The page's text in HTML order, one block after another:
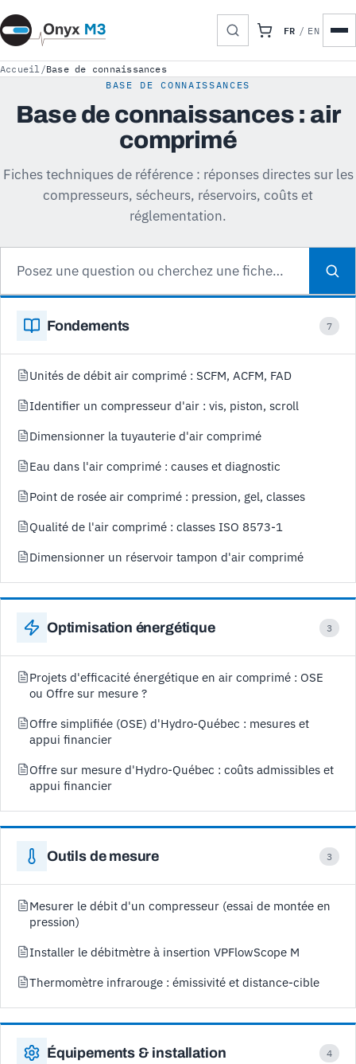
FR / EN
Accueil /Base de connaissances
BASE DE CONNAISSANCES
Base de connaissances : air
comprimé
Fiches techniques de référence : réponses directes sur les
compresseurs, sécheurs, réservoirs, coûts et
réglementation.
Fondements 7
Unités de débit air comprimé : SCFM, ACFM, FAD
Identifier un compresseur d'air : vis, piston, scroll
Dimensionner la tuyauterie d'air comprimé
Eau dans l'air comprimé : causes et diagnostic
Point de rosée air comprimé : pression, gel, classes
Qualité de l'air comprimé : classes ISO 8573-1
Dimensionner un réservoir tampon d'air comprimé
Optimisation énergétique 3
Projets d'efficacité énergétique en air comprimé : OSE
ou Offre sur mesure ?
Offre simplifiée (OSE) d'Hydro-Québec : mesures et
appui financier
Offre sur mesure d'Hydro-Québec : coûts admissibles et
appui financier
Outils de mesure 3
Mesurer le débit d'un compresseur (essai de montée en
pression)
Installer le débitmètre à insertion VPFlowScope M
Thermomètre infrarouge : émissivité et distance-cible
Équipements & installation 4